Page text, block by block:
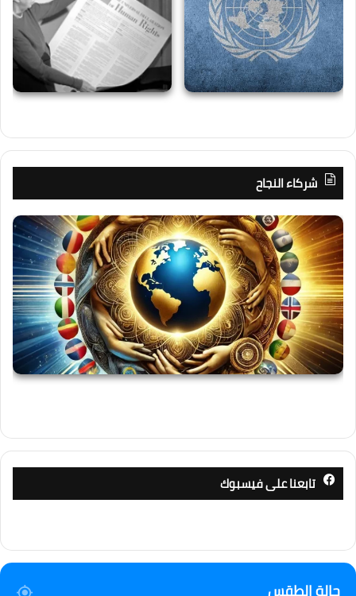
شركاء النجاح
تابعنا على فيسبوك
حالة الطقس